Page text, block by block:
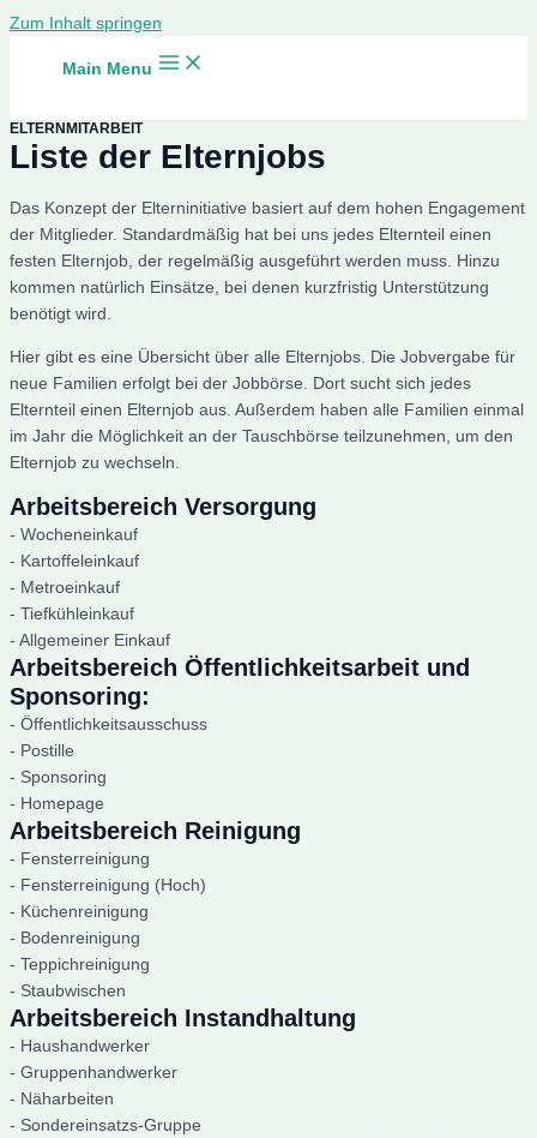
Zum Inhalt springen
Main Menu
ELTERNMITARBEIT
Liste der Elternjobs
Das Konzept der Elterninitiative basiert auf dem hohen Engagement
der Mitglieder. Standardmäßig hat bei uns jedes Elternteil einen
festen Elternjob, der regelmäßig ausgeführt werden muss. Hinzu
kommen natürlich Einsätze, bei denen kurzfristig Unterstützung
benötigt wird.
Hier gibt es eine Übersicht über alle Elternjobs. Die Jobvergabe für
neue Familien erfolgt bei der Jobbörse. Dort sucht sich jedes
Elternteil einen Elternjob aus. Außerdem haben alle Familien einmal
im Jahr die Möglichkeit an der Tauschbörse teilzunehmen, um den
Elternjob zu wechseln.
Arbeitsbereich Versorgung
- Wocheneinkauf
- Kartoffeleinkauf
- Metroeinkauf
- Tiefkühleinkauf
- Allgemeiner Einkauf
Arbeitsbereich Öffentlichkeitsarbeit und
Sponsoring:
- Öffentlichkeitsausschuss
- Postille
- Sponsoring
- Homepage
Arbeitsbereich Reinigung
- Fensterreinigung
- Fensterreinigung (Hoch)
- Küchenreinigung
- Bodenreinigung
- Teppichreinigung
- Staubwischen
Arbeitsbereich Instandhaltung
- Haushandwerker
- Gruppenhandwerker
- Näharbeiten
- Sondereinsatzs-Gruppe